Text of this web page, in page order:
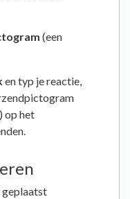
(een
en typ je reactie,
op het
geplaatst